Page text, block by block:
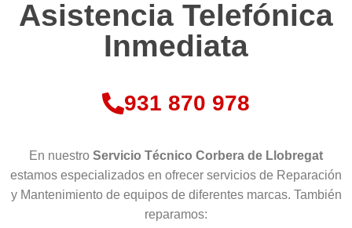
Asistencia Telefónica
Inmediata
931 870 978
En nuestro Servicio Técnico Corbera de Llobregat
estamos especializados en ofrecer servicios de Reparación
y Mantenimiento de equipos de diferentes marcas. También
reparamos: